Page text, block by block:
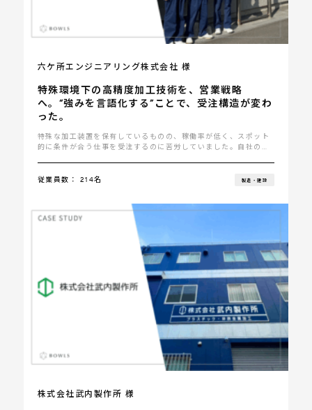
六ケ所エンジニアリング株式会社 様
特殊環境下の高精度加工技術を、営業戦略
へ。“強みを言語化する”ことで、受注構造が変わ
った。
特殊な加工装置を保有しているものの、稼働率が低く、スポット
的に条件が合う仕事を受注するのに苦労していました。自社の高
従業員数： 214名 製造・建設
株式会社武内製作所 様